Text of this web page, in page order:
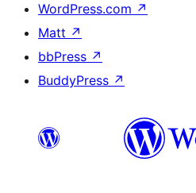
WordPress.com ↗
Matt ↗
bbPress ↗
BuddyPress ↗